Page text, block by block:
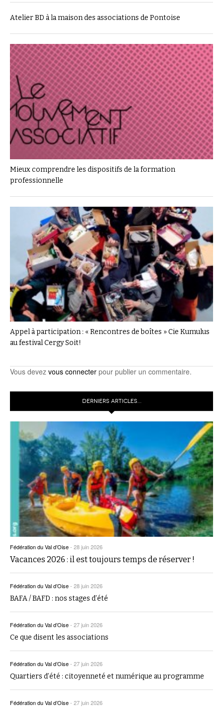
Atelier BD à la maison des associations de Pontoise
Mieux comprendre les dispositifs de la formation
professionnelle
Appel à participation : « Rencontres de boîtes » Cie Kumulus
au festival Cergy Soit!
Vous devez vous connecter pour publier un commentaire.
DERNIERS ARTICLES…
Fédération du Val d’Oise- 28 juin 2026
Vacances 2026 : il est toujours temps de réserver !
Fédération du Val d’Oise- 28 juin 2026
BAFA / BAFD : nos stages d’été
Fédération du Val d’Oise- 27 juin 2026
Ce que disent les associations
Fédération du Val d’Oise- 27 juin 2026
Quartiers d’été : citoyenneté et numérique au programme
Fédération du Val d’Oise- 27 juin 2026